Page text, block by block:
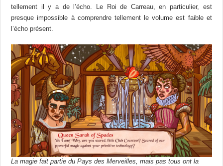
tellement il y a de l’écho. Le Roi de Carreau, en particulier, est
presque impossible à comprendre tellement le volume est faible et
l’écho présent.
La magie fait partie du Pays des Merveilles, mais pas tous ont la